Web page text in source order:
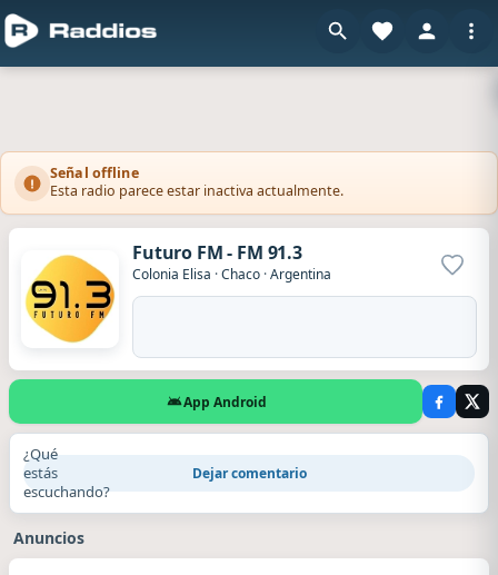
Señal offline
Esta radio parece estar inactiva actualmente.
Futuro FM - FM 91.3
Colonia Elisa ·Chaco ·Argentina
App Android
¿Qué
estás
escuchando?
Dejar comentario
Anuncios